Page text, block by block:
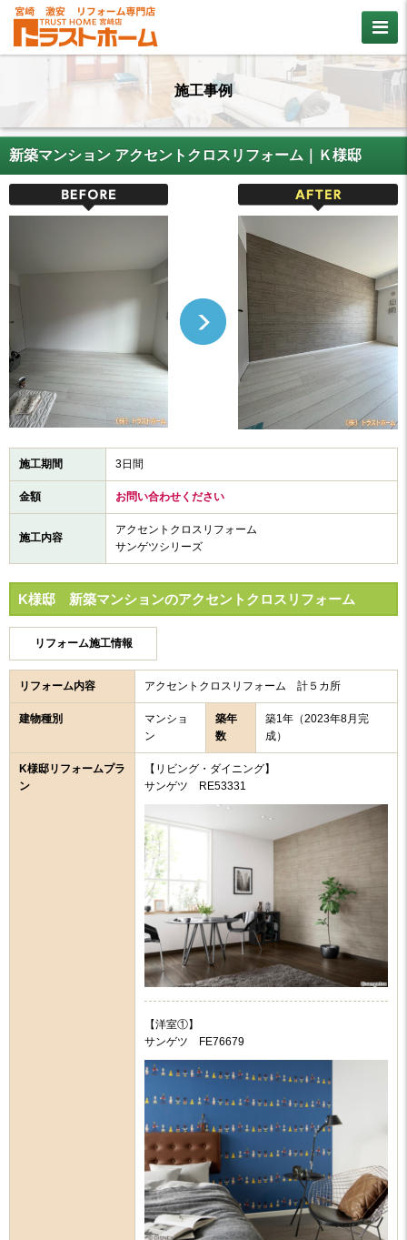
施工事例
新築マンション アクセントクロスリフォーム｜Ｋ様邸
施工期間 3日間
金額 お問い合わせください
施工内容
アクセントクロスリフォーム
サンゲツシリーズ
K様邸 新築マンションのアクセントクロスリフォーム
リフォーム施工情報
リフォーム内容 アクセントクロスリフォーム 計５カ所
建物種別
マンショ
ン
築年
数
築1年（2023年8月完
成）
K様邸リフォームプラ
ン
【リビング・ダイニング】
サンゲツ RE53331
【洋室①】
サンゲツ FE76679